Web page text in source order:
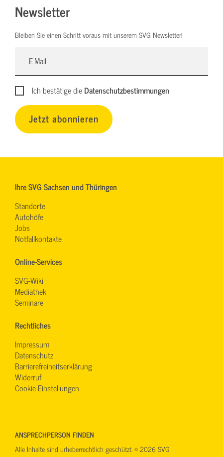
Newsletter
Bleiben Sie einen Schritt voraus mit unserem SVG Newsletter!
Ich bestätige dieDatenschutzbestimmungen
Jetzt abonnieren
Ihre SVG Sachsen und Thüringen
Standorte
Autohöfe
Jobs
Notfallkontakte
Online-Services
SVG-Wiki
Mediathek
Seminare
Rechtliches
Impressum
Datenschutz
Barrierefreiheitserklärung
Widerruf
Cookie-Einstellungen
ANSPRECHPERSON FINDEN
Alle Inhalte sind urheberrechtlich geschützt. © 2026 SVG